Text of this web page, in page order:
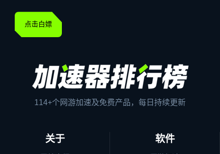
点击白嫖
114+个网游加速及免费产品，每日持续更新
关于 软件